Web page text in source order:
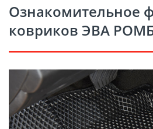
Ознакомительное
ковриков ЭВА